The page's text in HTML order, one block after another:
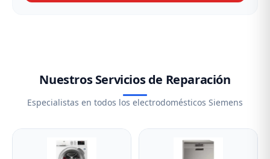
Nuestros Servicios de Reparación
Especialistas en todos los electrodomésticos Siemens